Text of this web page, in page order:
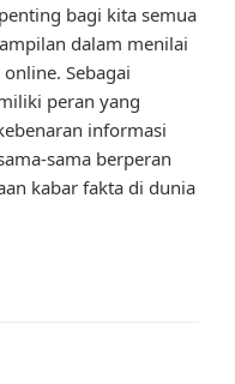
bagi kita semua
dalam menilai
Sebagai
peran yang
informasi
sama berperan
kabar fakta di dunia